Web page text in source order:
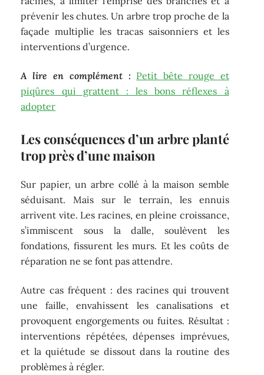
prévenir les chutes. Un arbre trop proche de la
façade multiplie les tracas saisonniers et les
interventions d’urgence.
A lire en complément : Petit bête rouge et
piqûres qui grattent : les bons réflexes à
adopter
Les conséquences d’un arbre planté
trop près d’une maison
Sur papier, un arbre collé à la maison semble
séduisant. Mais sur le terrain, les ennuis
arrivent vite. Les racines, en pleine croissance,
s’immiscent sous la dalle, soulèvent les
fondations, fissurent les murs. Et les coûts de
réparation ne se font pas attendre.
Autre cas fréquent : des racines qui trouvent
une faille, envahissent les canalisations et
provoquent engorgements ou fuites. Résultat :
interventions répétées, dépenses imprévues,
et la quiétude se dissout dans la routine des
problèmes à régler.